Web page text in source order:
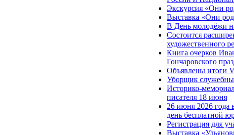
Экскурсия «Они
Выставка «Они
В День молодёжи
Состоится
художественного
Книга очерков
Гончаровского
Объявлены итоги
Уборщик
Историко-
писателя 18 июня
26 июня 2026 года
день бесплатной
Регистрация для
Выставка